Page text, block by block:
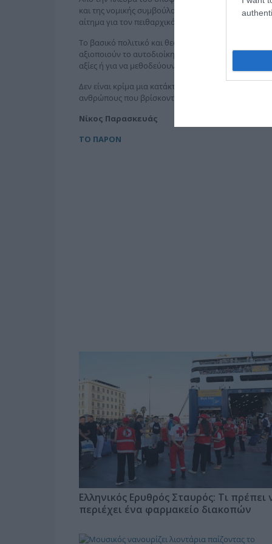
και της νομικής συμβούλου του ΕΑΠ για παράβαση
αίτημα για τον πειθαρχικό έλεγχο του πρύτανη.
Το βασικό πολιτικό και θεσμικό ζήτημα που
αξιοποιούν το αυτοδιοίκητο, που μόλις πρόσφατα
αξίες ή για να μεθοδεύουν αποκλεισμούς;
Δεν είναι κρίμα μια κατάκτηση να πάει χαμένη για
ανθρώπους που βρίσκονται σε τέτοιες θέσεις; Λέμε
Νίκος Παρασκευάς
ΤΟ ΠΑΡΟΝ
Ελληνικός Ερυθρός Σταυρός: Τι πρέπει
περιέχει ένα φαρμακείο διακοπών